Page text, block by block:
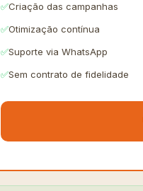
✅Criação das campanhas
✅Otimização contínua
✅Suporte via WhatsApp
✅Sem contrato de fidelidade